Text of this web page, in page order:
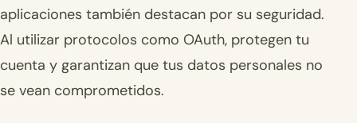
aplicaciones también destacan por su seguridad.
Al utilizar protocolos como OAuth, protegen tu
cuenta y garantizan que tus datos personales no
se vean comprometidos.